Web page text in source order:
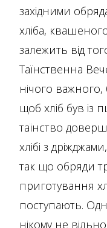
західними
хліба,
залежить від
Таїнственна
нічого
щоб хліб був
таїнство
хлібі з
так що обряди
приготування
поступають.
нікому не